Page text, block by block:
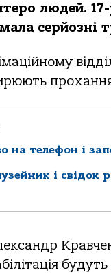
людей.
серйозні
на телефон і
і свідок